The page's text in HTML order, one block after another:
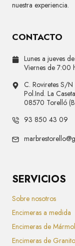
nuestra experiencia.
CONTACTO
Lunes a jueves
Viernes de 7:00
C. Roviretes S/N
Pol.Ind. La Caseta
08570 Torelló
93 850 43 09
SERVICIOS
Sobre nosotros
Encimeras a medida
Encimeras de Mármol
Encimeras de Granito